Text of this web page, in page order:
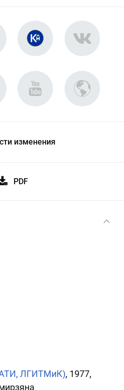
изменения
PDF
ЛГИТМиК), 1977,